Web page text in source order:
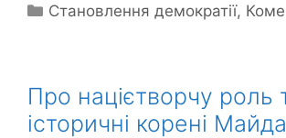
Categories
Становлення демократії,
Про націєтворчу роль
історичні корені